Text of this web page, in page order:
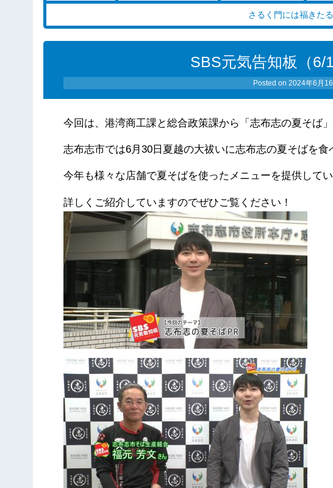
さるく門には福きたる
SBS元気告知板（6/
Posted on2024年6月
今回は、港湾商工課と総合政策課から「志布志の夏そば
志布志市では6月30日夏越の大祓いに志布志の夏そばを食
今年も様々な店舗で夏そばを使ったメニューを提供してい
詳しくご紹介していますのでぜひご覧ください！